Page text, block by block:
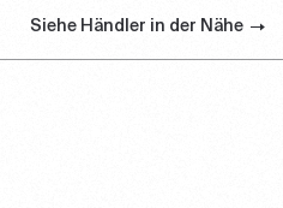
Siehe Händler in der Nähe